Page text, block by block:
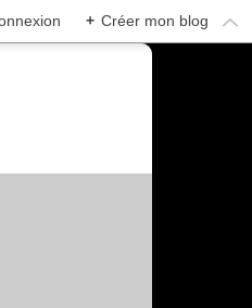
+ Créer mon blog